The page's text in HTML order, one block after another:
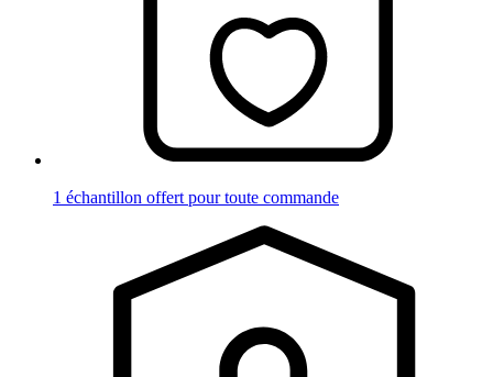
1 échantillon offert pour toute commande